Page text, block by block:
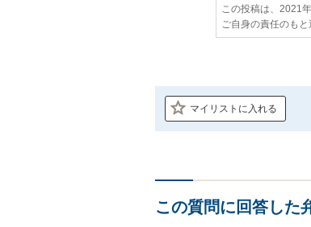
この投稿は、2021
ご自身の責任のも
マイリストに入れる
この質問に回答した